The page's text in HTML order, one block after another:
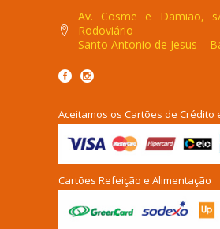
Av. Cosme e Damião,
Rodoviário
Santo Antonio de Jesus –
Aceitamos os Cartões de Crédito
Cartões Refeição e Alimentação